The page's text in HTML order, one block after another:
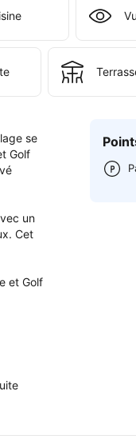
se
Golf
un
Cet
et Golf